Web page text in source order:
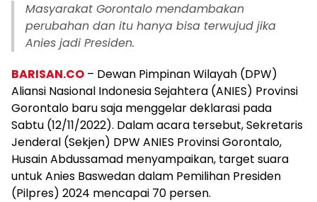
Masyarakat Gorontalo mendambakan
perubahan dan itu hanya bisa terwujud jika
Anies jadi Presiden.
BARISAN.CO – Dewan Pimpinan Wilayah (DPW)
Aliansi Nasional Indonesia Sejahtera (ANIES) Provinsi
Gorontalo baru saja menggelar deklarasi pada
Sabtu (12/11/2022). Dalam acara tersebut, Sekretaris
Jenderal (Sekjen) DPW ANIES Provinsi Gorontalo,
Husain Abdussamad menyampaikan, target suara
untuk Anies Baswedan dalam Pemilihan Presiden
(Pilpres) 2024 mencapai 70 persen.